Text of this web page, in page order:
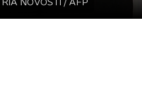
NOVOSTI / AFP